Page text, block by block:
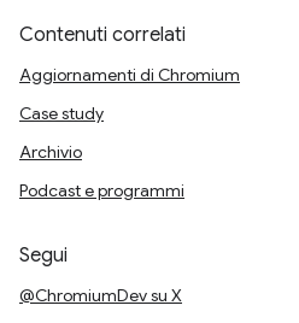
Contenuti correlati
Aggiornamenti di Chromium
Case study
Archivio
Podcast e programmi
Segui
@ChromiumDev su X